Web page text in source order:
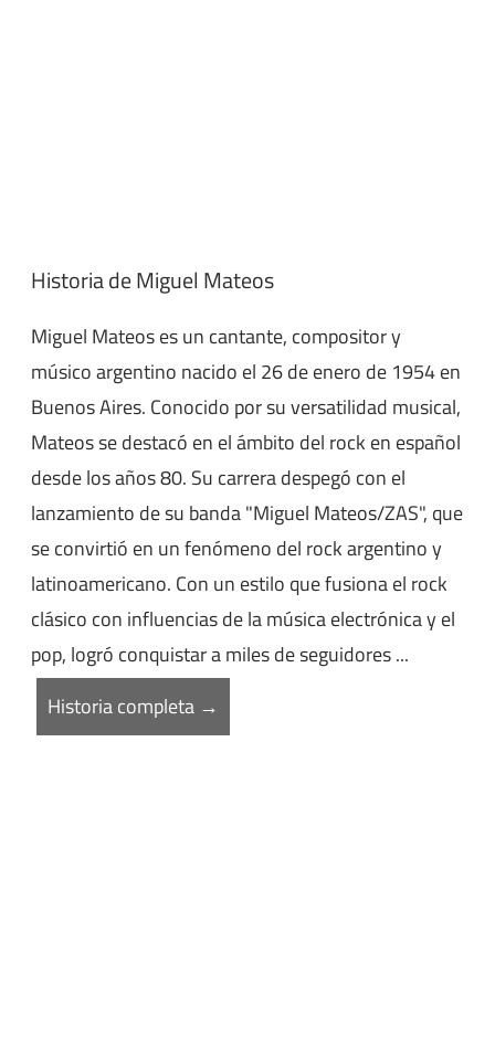
Historia de Miguel Mateos
Miguel Mateos es un cantante, compositor y
músico argentino nacido el 26 de enero de 1954 en
Buenos Aires. Conocido por su versatilidad musical,
Mateos se destacó en el ámbito del rock en español
desde los años 80. Su carrera despegó con el
lanzamiento de su banda "Miguel Mateos/ZAS", que
se convirtió en un fenómeno del rock argentino y
latinoamericano. Con un estilo que fusiona el rock
clásico con influencias de la música electrónica y el
pop, logró conquistar a miles de seguidores ...
Historia completa →